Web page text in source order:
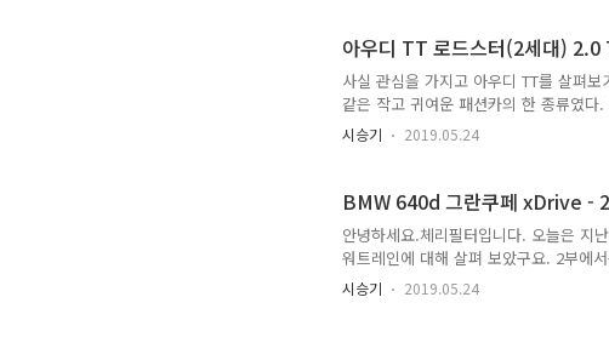
네. 바로 신형 S Class 500입니다. 언제
아서 가게 되니 좋더군요. 좌석 아..
아우디 TT 로드스터(2세대)
사실 관심을 가지고 아우디 TT를 살펴
같은 작고 귀여운 패션카의 한 종류였
분명히 작은 차라고 생각했는데 생각만
왔으니 미니와 비교를 하자면, 3세대
는 크다 할 수 있다. 참고로 아반떼MD
시승기 2019.05.24
BMW 640d 그란쿠페 xDrive -
안녕하세요.체리필터입니다. 오늘은 지
워트레인에 대해 살펴 보았구요. 2부에
실내 운전석 대쉬보드의 전반적인 모습
려와서 보여 드리면 다음과 같습니다.
시승기 2019.05.24